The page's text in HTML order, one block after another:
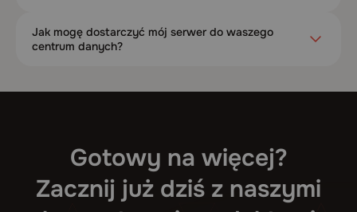
Jak mogę dostarczyć mój serwer do waszego
centrum danych?
Gotowy na więcej?
Zacznij już dziś z naszymi